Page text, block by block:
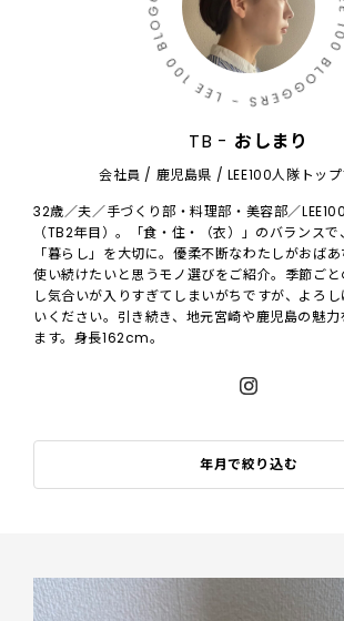
TB - おしまり
会社員 / 鹿児島県 / LEE100人隊トッ
32歳／夫／手づくり部・料理部・美容部／
（TB2年目）。「食・住・（衣）」のバランス
「暮らし」を大切に。優柔不断なわたしがおば
使い続けたいと思うモノ選びをご紹介。季節ご
し気合いが入りすぎてしまいがちですが、よろ
いください。引き続き、地元宮崎や鹿児島の魅力
ます。身長162cm。